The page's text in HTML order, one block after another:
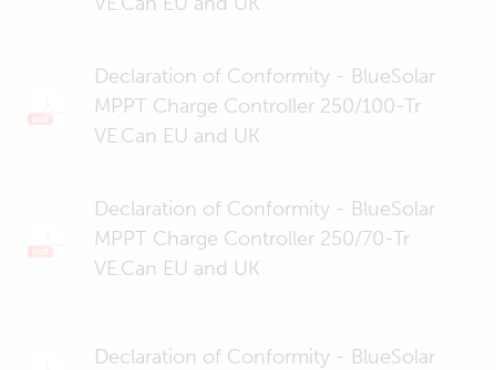
Declaration of Conformity - BlueSolar
MPPT Charge Controller 250/100-Tr
VE.Can EU and UK
Declaration of Conformity - BlueSolar
MPPT Charge Controller 250/70-Tr
VE.Can EU and UK
Declaration of Conformity - BlueSolar